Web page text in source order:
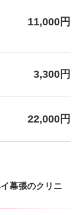
11,000円
3,300円
22,000円
幕張のクリニ